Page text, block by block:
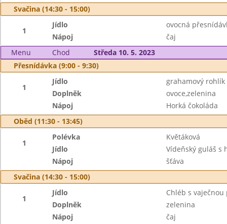
Svačina (14:30 - 15:00)
1
Jídlo
ovocná
Nápoj
čaj
Menu
Chod
Středa 10. 5. 2023
Přesnídávka (9:00 - 9:30)
1
Jídlo
grahamový rohlík
Doplněk
ovoce,zelenina
Nápoj
Horká čokoláda
Oběd (11:30 - 13:45)
1
Polévka
Květáková
Jídlo
Vídeňský guláš s
Nápoj
šťáva
Svačina (14:30 - 15:00)
1
Jídlo
Chléb s vaječnou
Doplněk
zelenina
Nápoj
čaj